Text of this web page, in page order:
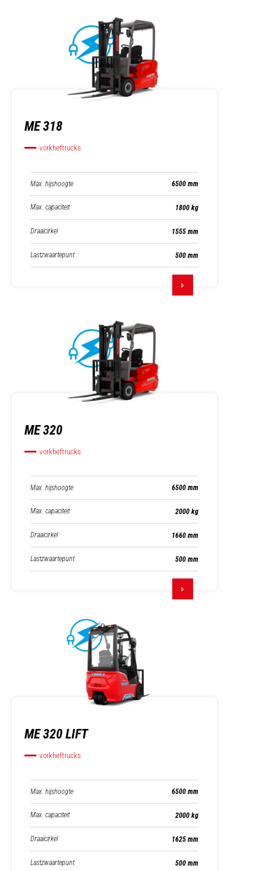
ME 318
vorkheftrucks
Max. hijshoogte 6500 mm
Max. capaciteit 1800 kg
Draaicirkel 1555 mm
Lastzwaartepunt 500 mm
ME 320
vorkheftrucks
Max. hijshoogte 6500 mm
Max. capaciteit 2000 kg
Draaicirkel 1660 mm
Lastzwaartepunt 500 mm
ME 320 LIFT
vorkheftrucks
Max. hijshoogte 6500 mm
Max. capaciteit 2000 kg
Draaicirkel 1625 mm
Lastzwaartepunt 500 mm